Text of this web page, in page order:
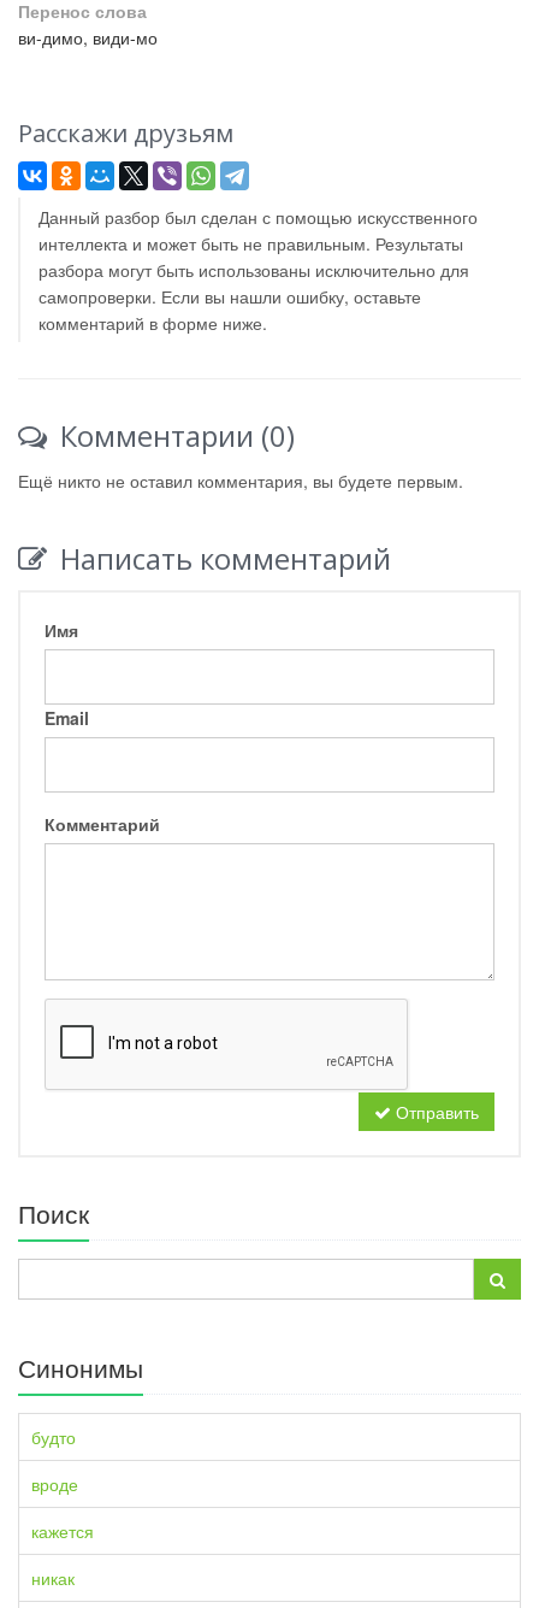
Перенос слова
ви-димо, види-мо
Расскажи друзьям
Данный разбор был сделан с помощью искусственного
интеллекта и может быть не правильным. Результаты
разбора могут быть использованы исключительно для
самопроверки. Если вы нашли ошибку, оставьте
комментарий в форме ниже.
Комментарии (0)
Ещё никто не оставил комментария, вы будете первым.
Написать комментарий
Имя
Email
Комментарий
Отправить
Поиск
Синонимы
будто
вроде
кажется
никак